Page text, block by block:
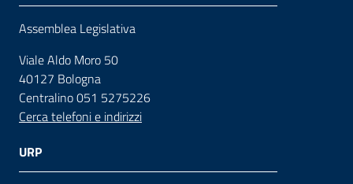
Assemblea Legislativa
Viale Aldo Moro 50
40127 Bologna
Centralino 051 5275226
Cerca telefoni e indirizzi
URP